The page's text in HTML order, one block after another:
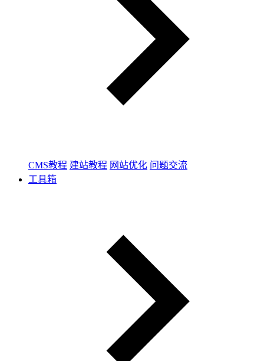
CMS教程 建站教程 网站优化 问题交流
工具箱